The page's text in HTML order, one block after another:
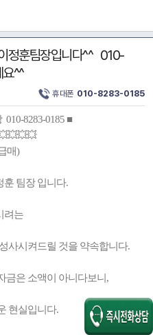
정훈팀장입니다^^ 010-
^^
휴대폰 010-8283-0185
8283-0185 ■
매)
훈 팀장 입니다.
려는
사시켜드릴 것을 약속합니다.
금은 소액이 아니다보니,
현실입니다.